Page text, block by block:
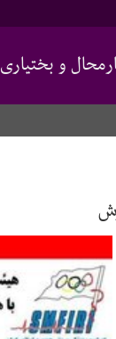
و بختیاری